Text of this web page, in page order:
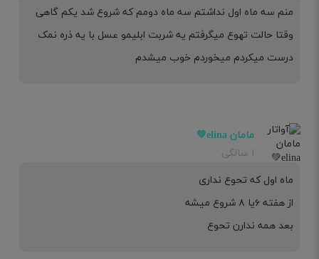
منم سه ماه اول نداشتم سه ماه دومم که شروع شد یکم گاهی
وقتا حالت تهوع میگرفتم یه شربت ابلیمو عسل با یه ذره نمک
درست میکردم میخوردم خوب میشدم
مامان elina💚
۱ سالگی
ماه اول که تحوع نداری
از هفته ۶یا ۸ شروع میشه
بعد همه ندارن تحوع